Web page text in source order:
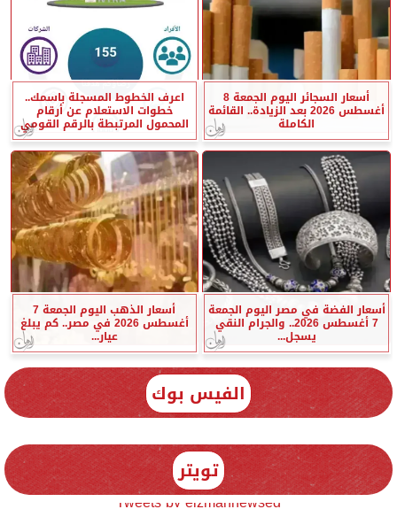
أسعار السجائر اليوم الجمعة 8
أغسطس 2026 بعد الزيادة.. القائمة
الكاملة
اعرف الخطوط المسجلة باسمك..
خطوات الاستعلام عن أرقام
المحمول المرتبطة بالرقم القومي
أسعار الفضة في مصر اليوم الجمعة
7 أغسطس 2026.. والجرام النقي
يسجل...
أسعار الذهب اليوم الجمعة 7
أغسطس 2026 في مصر.. كم يبلغ
عيار...
الفيس بوك
تويتر
Tweets by elzmannewseg